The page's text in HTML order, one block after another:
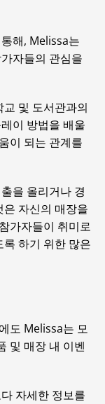
해, Melissa는
자들의 관심을
및 도서관과의
이 방법을 배울
이 되는 관계를
을 올리거나 경
자신의 매장을
가자들이 취미로
하기 위한 많은
도 Melissa는 모
및 매장 내 이벤
자세한 정보를